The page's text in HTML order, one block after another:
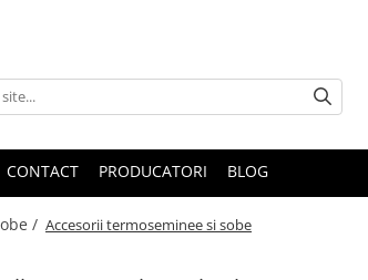
CONTACT PRODUCATORI BLOG
/ Accesorii termoseminee si sobe